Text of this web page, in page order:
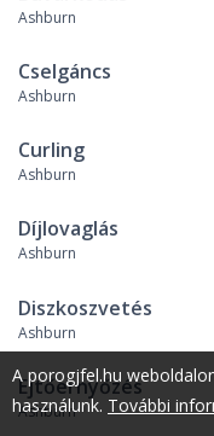
Ashburn
Cselgáncs
Ashburn
Curling
Ashburn
Díjlovaglás
Ashburn
Diszkoszvetés
Ashburn
Ejtőernyőzés
Ashburn
A porogjfel.hu
használunk. További